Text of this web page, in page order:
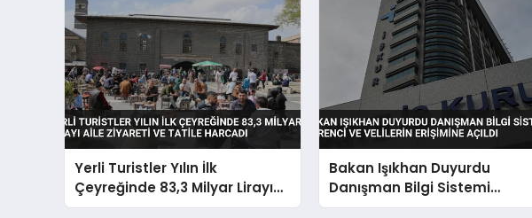
Yerli Turistler Yılın İlk
Çeyreğinde 83,3 Milyar Lirayı
Aile Ziyareti ve Tatile Harcadı
Bakan Işıkhan Duyurdu
Danışman Bilgi Sistemi
Öğrenci ve Velilerin Erişimine